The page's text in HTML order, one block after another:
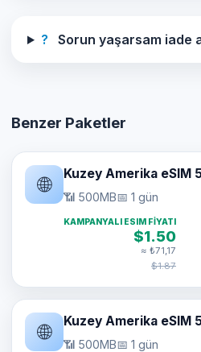
? Sorun yaşarsam iade
Benzer Paketler
🌐 Kuzey Amerika eSIM
📶 500MB📅 1 gün
KAMPANYALI ESIM FIYATI
$1.50
≈ ₺71,17
$1.87
🌐 Kuzey Amerika eSIM
📶 500MB📅 1 gün